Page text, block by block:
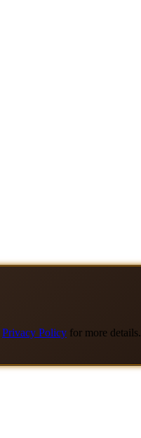
Privacy Policy for more details.